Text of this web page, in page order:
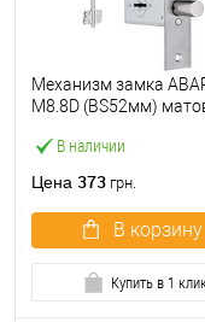
В наличии
Механизм замка
M8.8D (BS52мм)
Цена 373 грн.
В корзину
Купить в 1